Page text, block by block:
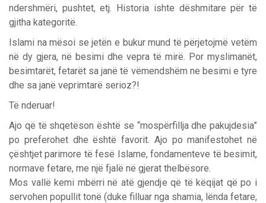
ndershmëri, pushtet, etj. Historia ishte dëshmitare për të
gjitha kategoritë.
Islami na mësoi se jetën e bukur mund të përjetojmë vetëm
në dy gjera, në besimi dhe vepra të mirë. Por myslimanët,
besimtarët, fetarët sa janë të vëmendshëm ne besimi e tyre
dhe sa janë veprimtarë serioz?!
Të nderuar!
Ajo që të shqetëson është se “mospërfillja dhe pakujdesia”
po preferohet dhe është favorit. Ajo po manifestohet në
çështjet parimore të fesë Islame, fondamenteve të besimit,
normave fetare, me një fjalë në gjerat thelbësore.
Mos vallë kemi mbërri në atë gjendje që të këqijat që po i
servohen popullit tonë (duke filluar nga shamia, lënda fetare,